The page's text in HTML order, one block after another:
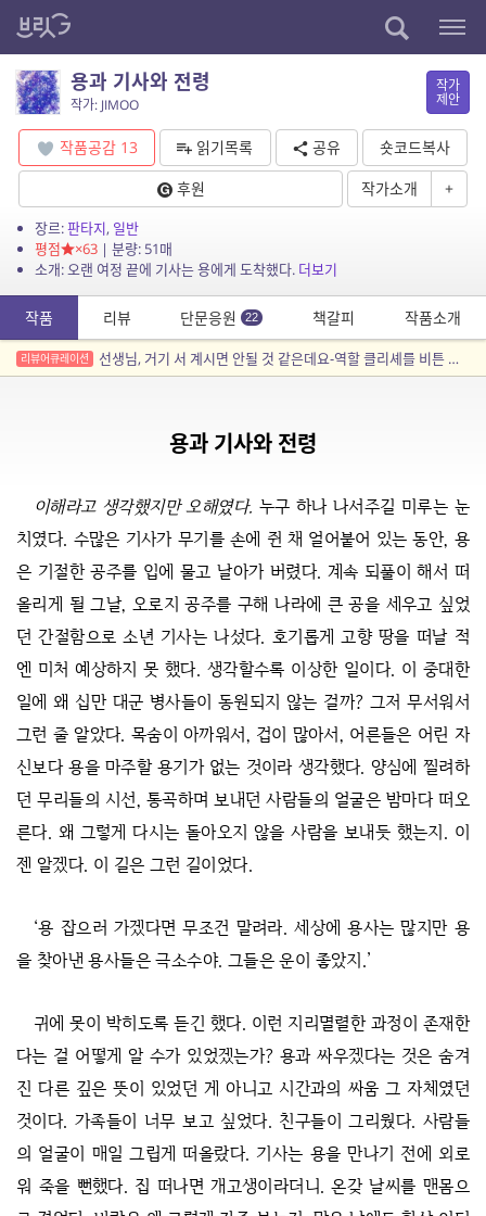
용과 기사와 전령
작가: JIMOO
작가
제안
작품공감 13 읽기목록 공유
숏코드복사
후원
작가소개 +
장르:판타지, 일반
평점
×63| 분량: 51매
소개: 오랜 여정 끝에 기사는 용에게 도착했다. 더보기
작품 리뷰 단문응원 22 책갈피 작품소개
리뷰어큐레이션 선생님, 거기 서 계시면 안될 것 같은데요-역할 클리셰를 비튼 작품들
용과 기사와 전령
이해라고 생각했지만 오해였다. 누구 하나 나서주길 미루는 눈
치였다. 수많은 기사가 무기를 손에 쥔 채 얼어붙어 있는 동안, 용
은 기절한 공주를 입에 물고 날아가 버렸다. 계속 되풀이 해서 떠
올리게 될 그날, 오로지 공주를 구해 나라에 큰 공을 세우고 싶었
던 간절함으로 소년 기사는 나섰다. 호기롭게 고향 땅을 떠날 적
엔 미처 예상하지 못 했다. 생각할수록 이상한 일이다. 이 중대한
일에 왜 십만 대군 병사들이 동원되지 않는 걸까? 그저 무서워서
그런 줄 알았다. 목숨이 아까워서, 겁이 많아서, 어른들은 어린 자
신보다 용을 마주할 용기가 없는 것이라 생각했다. 양심에 찔려하
던 무리들의 시선, 통곡하며 보내던 사람들의 얼굴은 밤마다 떠오
른다. 왜 그렇게 다시는 돌아오지 않을 사람을 보내듯 했는지. 이
젠 알겠다. 이 길은 그런 길이었다.
‘용 잡으러 가겠다면 무조건 말려라. 세상에 용사는 많지만 용
을 찾아낸 용사들은 극소수야. 그들은 운이 좋았지.’
귀에 못이 박히도록 듣긴 했다. 이런 지리멸렬한 과정이 존재한
다는 걸 어떻게 알 수가 있었겠는가? 용과 싸우겠다는 것은 숨겨
진 다른 깊은 뜻이 있었던 게 아니고 시간과의 싸움 그 자체였던
것이다. 가족들이 너무 보고 싶었다. 친구들이 그리웠다. 사람들
의 얼굴이 매일 그립게 떠올랐다. 기사는 용을 만나기 전에 외로
워 죽을 뻔했다. 집 떠나면 개고생이라더니. 온갖 날씨를 맨몸으